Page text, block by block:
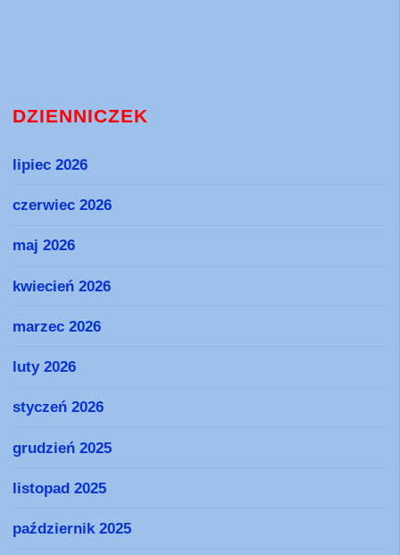
DZIENNICZEK
lipiec 2026
czerwiec 2026
maj 2026
kwiecień 2026
marzec 2026
luty 2026
styczeń 2026
grudzień 2025
listopad 2025
październik 2025